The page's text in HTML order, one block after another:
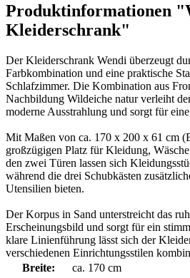
Produktinformationen
Kleiderschrank"
Der Kleiderschrank Wendi überzeugt
Farbkombination und eine praktische
Schlafzimmer. Die Kombination aus
Nachbildung Wildeiche natur verleiht
moderne Ausstrahlung und sorgt für
Mit Maßen von ca. 170 x 200 x 61 cm
großzügigen Platz für Kleidung,
den zwei Türen lassen sich
während die drei Schubkästen
Utensilien bieten.
Der Korpus in Sand unterstreicht das
Erscheinungsbild und sorgt für ein
klare Linienführung lässt sich der
verschiedenen Einrichtungsstilen
Breite:
ca. 170 cm